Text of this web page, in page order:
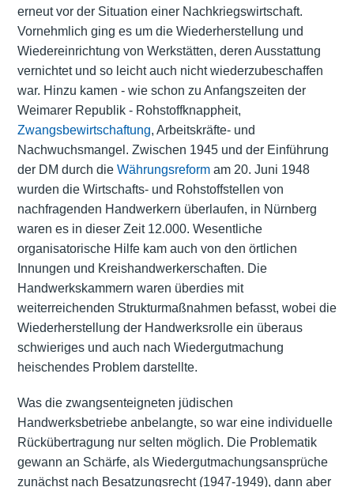
erneut vor der Situation einer Nachkriegswirtschaft.
Vornehmlich ging es um die Wiederherstellung und
Wiedereinrichtung von Werkstätten, deren Ausstattung
vernichtet und so leicht auch nicht wiederzubeschaffen
war. Hinzu kamen - wie schon zu Anfangszeiten der
Weimarer Republik - Rohstoffknappheit,
Zwangsbewirtschaftung, Arbeitskräfte- und
Nachwuchsmangel. Zwischen 1945 und der Einführung
der DM durch die Währungsreformam 20. Juni 1948
wurden die Wirtschafts- und Rohstoffstellen von
nachfragenden Handwerkern überlaufen, in Nürnberg
waren es in dieser Zeit 12.000. Wesentliche
organisatorische Hilfe kam auch von den örtlichen
Innungen und Kreishandwerkerschaften. Die
Handwerkskammern waren überdies mit
weiterreichenden Strukturmaßnahmen befasst, wobei die
Wiederherstellung der Handwerksrolle ein überaus
schwieriges und auch nach Wiedergutmachung
heischendes Problem darstellte.
Was die zwangsenteigneten jüdischen
Handwerksbetriebe anbelangte, so war eine individuelle
Rückübertragung nur selten möglich. Die Problematik
gewann an Schärfe, als Wiedergutmachungsansprüche
zunächst nach Besatzungsrecht (1947-1949), dann aber